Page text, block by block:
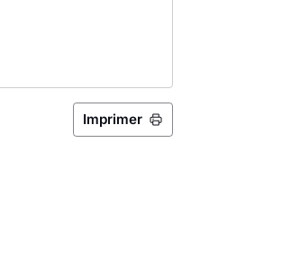
Imprimer